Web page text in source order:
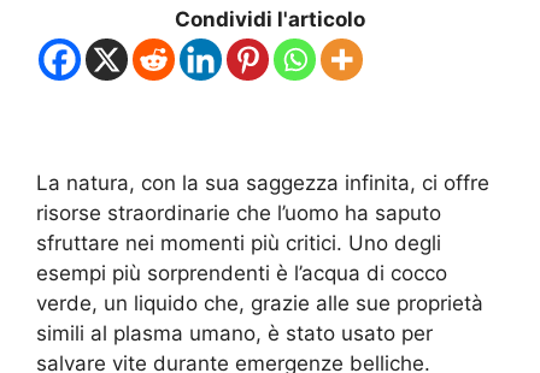
Condividi l'articolo
La natura, con la sua saggezza infinita, ci offre
risorse straordinarie che l’uomo ha saputo
sfruttare nei momenti più critici. Uno degli
esempi più sorprendenti è l’acqua di cocco
verde, un liquido che, grazie alle sue proprietà
simili al plasma umano, è stato usato per
salvare vite durante emergenze belliche.